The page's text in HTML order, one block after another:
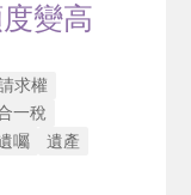
變高
求權
一稅
囑
遺產